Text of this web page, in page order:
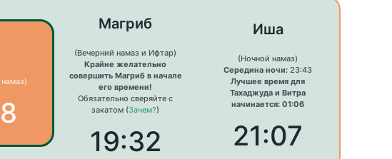
Магриб
(Вечерний намаз и Ифтар)
Крайне желательно
совершить Магриб в начале
его времени!
Обязательно сверяйте с
закатом (Зачем?)
19:32
Иша
(Ночной намаз)
Середина ночи: 23:43
Лучшее время для
Тахаджуда и Витра
начинается: 01:06
21:07